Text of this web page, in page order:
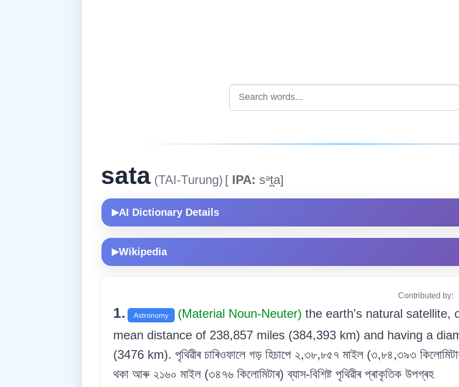
sata (TAI-Turung) [ IPA: sᵊt̪a]
▶AI Dictionary Details
▶Wikipedia
Contributed by:
1. Astronomy (Material Noun-Neuter) the earth's natural satellite,
mean distance of 238,857 miles (384,393 km) and having a
(3476 km). পৃথিৱীৰ চাৰিওফালে গড় হিচাপে ২,৩৮,৮৫৭ মাইল (৩,৮৪,৩৯৩
থকা আৰু ২১৬০ মাইল (৩৪৭৬ কিলোমিটাৰ) ব্যাস-বিশিষ্ট পৃথিৱীৰ প্ৰাকৃতিক উপগ্ৰহ